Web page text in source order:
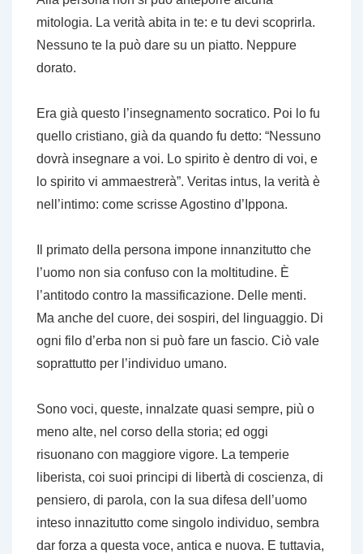
mitologia. La verità abita in te: e tu devi scoprirla.
Nessuno te la può dare su un piatto. Neppure
dorato.
Era già questo l’insegnamento socratico. Poi lo fu
quello cristiano, già da quando fu detto: “Nessuno
dovrà insegnare a voi. Lo spirito è dentro di voi, e
lo spirito vi ammaestrerà”. Veritas intus, la verità è
nell’intimo: come scrisse Agostino d’Ippona.
Il primato della persona impone innanzitutto che
l’uomo non sia confuso con la moltitudine. È
l’antitodo contro la massificazione. Delle menti.
Ma anche del cuore, dei sospiri, del linguaggio. Di
ogni filo d’erba non si può fare un fascio. Ciò vale
soprattutto per l’individuo umano.
Sono voci, queste, innalzate quasi sempre, più o
meno alte, nel corso della storia; ed oggi
risuonano con maggiore vigore. La temperie
liberista, coi suoi principi di libertà di coscienza, di
pensiero, di parola, con la sua difesa dell’uomo
inteso innazitutto come singolo individuo, sembra
dar forza a questa voce, antica e nuova. E tuttavia,